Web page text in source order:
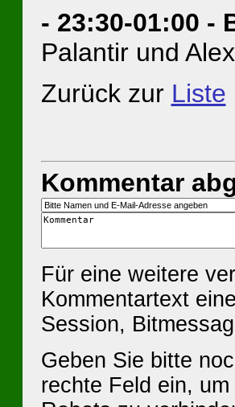
- 23:30-01:00 -
Palantir und
Zurück zur Liste
Kommentar
Für eine weitere
Kommentartext
Session,
Geben Sie bitte
rechte Feld ein,